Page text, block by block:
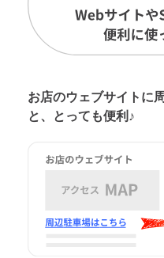
お店のウェブサイトに
と、とっても便利♪